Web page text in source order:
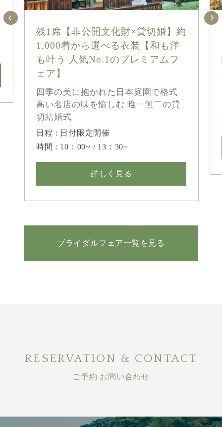
残1席【非公開文化財×貸切婚】約
1,000着から選べる衣装【和も洋
も叶う 人気No.1のプレミアムフ
ェア】
四季の美に抱かれた日本庭園で格式
高い名店の味を愉しむ 唯一無二の貸
切結婚式
日程 : 日付限定開催
時間 : 10：00~ / 13：30~
詳しく見る
ブライダルフェア一覧を見る
RESERVATION & CONTACT
ご予約 お問い合わせ